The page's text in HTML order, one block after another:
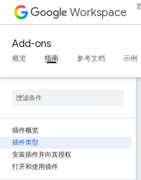
Workspace
Add-ons
概览 指南 参考文档 示例
插件概览
插件类型
安装插件并向其授权
打开和使用插件